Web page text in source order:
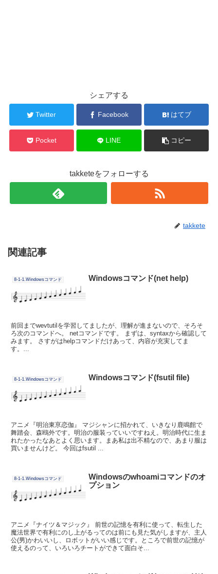
シェアする
Twitter Facebook はてブ
Pocket LINE コピー
takketeをフォローする
takkete
関連記事
8-1-1.Windowsコマンド Windowsコマンド(net help)
前回までwevtutilを学習してましたが、理解が進まないので、そろそ
ろ次のコマンドへ。 netコマンドです。 まずは、syntaxから確認して
みます。 さすがはhelpコマンドだけあって、内容が充実してま
す。...
8-1-1.Windowsコマンド Windowsコマンド(fsutil file)
アニメ『明治東亰恋伽』 マジシャンに招かれて、いきなり鹿鳴館で
舞踏会、森鴎外です。明治の服装っていいですねえ。明治時代に生ま
れたかったなあとよく思います。まあ私は出不精なので、あまり服は
買いませんけど。 今回はfsutil ...
8-1-1.Windowsコマンド
Windowsのwhoamiコマンドのオ
プション
アニメ『ナイツ＆マジック』 前世の記憶を有利に使って、転生した
魔法世界で有利にのし上がるってのは前にも見た気がしますが、主人
公(男)かわいいし、ロボットがいい感じです。ところで前世の記憶が
使えるのって、いろいろチートができて面白そ...